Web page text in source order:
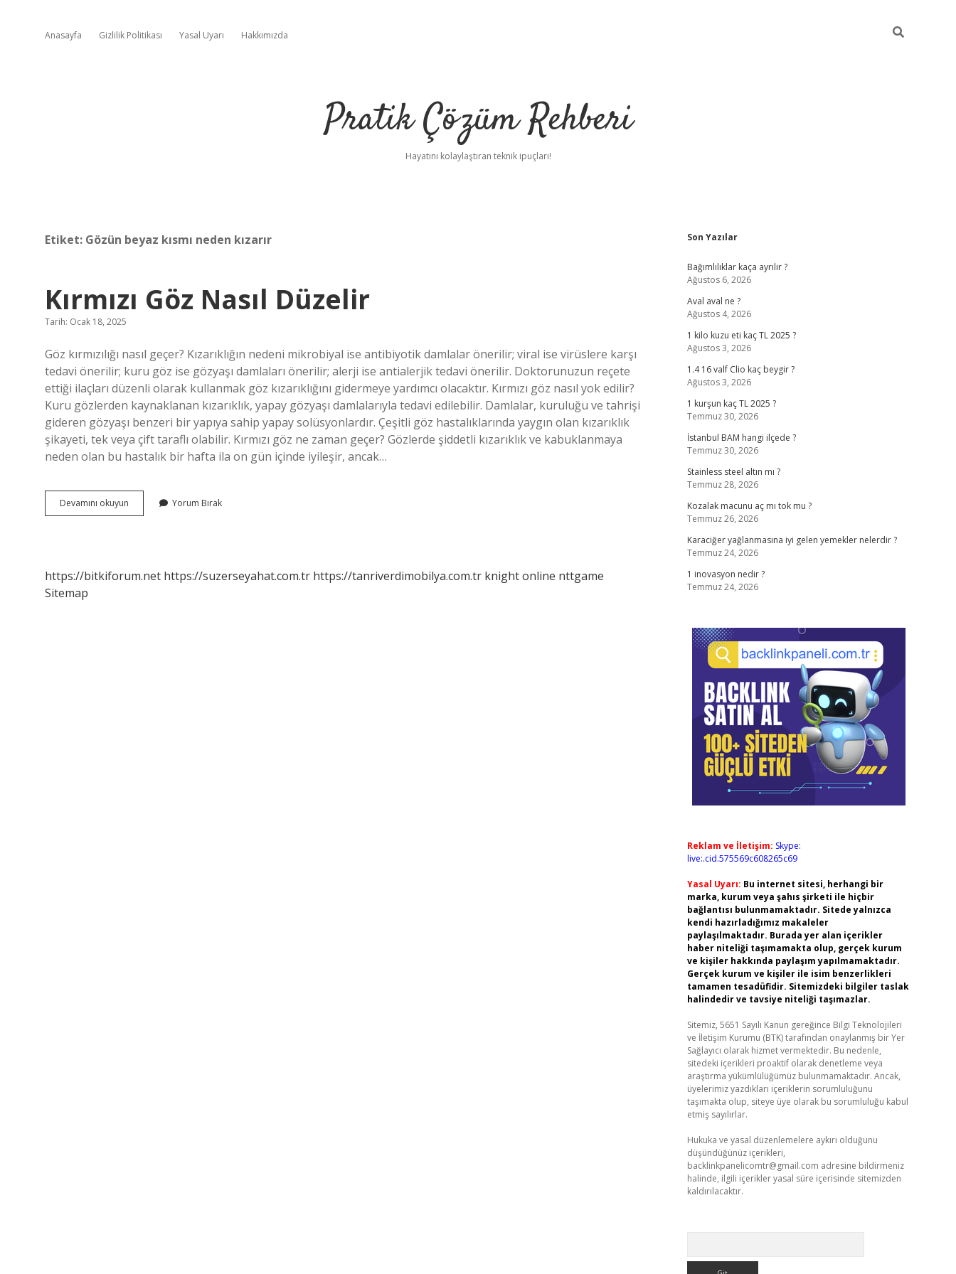
Anasayfa Gizlilik Politikası Yasal Uyarı Hakkımızda
Pratik Çözüm Rehberi
Hayatını kolaylaştıran teknik ipuçları!
Etiket: Gözün beyaz kısmı neden kızarır
Kırmızı Göz Nasıl Düzelir
Tarih: Ocak 18, 2025
Göz kırmızılığı nasıl geçer? Kızarıklığın nedeni mikrobiyal ise antibiyotik damlalar önerilir; viral ise virüslere karşı
tedavi önerilir; kuru göz ise gözyaşı damlaları önerilir; alerji ise antialerjik tedavi önerilir. Doktorunuzun reçete
ettiği ilaçları düzenli olarak kullanmak göz kızarıklığını gidermeye yardımcı olacaktır. Kırmızı göz nasıl yok edilir?
Kuru gözlerden kaynaklanan kızarıklık, yapay gözyaşı damlalarıyla tedavi edilebilir. Damlalar, kuruluğu ve tahrişi
gideren gözyaşı benzeri bir yapıya sahip yapay solüsyonlardır. Çeşitli göz hastalıklarında yaygın olan kızarıklık
şikayeti, tek veya çift taraflı olabilir. Kırmızı göz ne zaman geçer? Gözlerde şiddetli kızarıklık ve kabuklanmaya
neden olan bu hastalık bir hafta ila on gün içinde iyileşir, ancak…
Devamını okuyun
Göz
Yorum Bırak
https://bitkiforum.net https://suzerseyahat.com.tr https://tanriverdimobilya.com.tr knight online nttgame
Sitemap
Sidebar
Son Yazılar
Bağımlılıklar kaça ayrılır ?
Ağustos 6, 2026
Aval aval ne ?
Ağustos 4, 2026
1 kilo kuzu eti kaç TL 2025 ?
Ağustos 3, 2026
1.4 16 valf Clio kaç beygir ?
Ağustos 3, 2026
1 kurşun kaç TL 2025 ?
Temmuz 30, 2026
İstanbul BAM hangi ilçede ?
Temmuz 30, 2026
Stainless steel altın mı ?
Temmuz 28, 2026
Kozalak macunu aç mı tok mu ?
Temmuz 26, 2026
Karaciğer yağlanmasına iyi gelen yemekler nelerdir ?
Temmuz 24, 2026
1 inovasyon nedir ?
Temmuz 24, 2026
Reklam ve İletişim: Skype:
live:.cid.575569c608265c69
Yasal Uyarı: Bu internet sitesi, herhangi bir
marka, kurum veya şahıs şirketi ile hiçbir
bağlantısı bulunmamaktadır. Sitede yalnızca
kendi hazırladığımız makaleler
paylaşılmaktadır. Burada yer alan içerikler
haber niteliği taşımamakta olup, gerçek kurum
ve kişiler hakkında paylaşım yapılmamaktadır.
Gerçek kurum ve kişiler ile isim benzerlikleri
tamamen tesadüfidir. Sitemizdeki bilgiler taslak
halindedir ve tavsiye niteliği taşımazlar.
Sitemiz, 5651 Sayılı Kanun gereğince Bilgi Teknolojileri
ve İletişim Kurumu (BTK) tarafından onaylanmış bir Yer
Sağlayıcı olarak hizmet vermektedir. Bu nedenle,
sitedeki içerikleri proaktif olarak denetleme veya
araştırma yükümlülüğümüz bulunmamaktadır. Ancak,
üyelerimiz yazdıkları içeriklerin sorumluluğunu
taşımakta olup, siteye üye olarak bu sorumluluğu kabul
etmiş sayılırlar.
Hukuka ve yasal düzenlemelere aykırı olduğunu
düşündüğünüz içerikleri,
backlinkpanelicomtr@gmail.com adresine bildirmeniz
halinde, ilgili içerikler yasal süre içerisinde sitemizden
kaldırılacaktır.